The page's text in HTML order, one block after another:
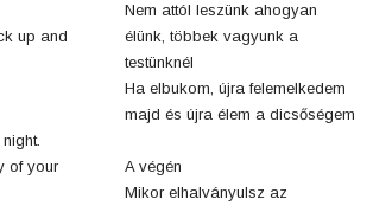
up and
of your
Nem attól leszünk ahogyan
élünk, többek vagyunk a
testünknél
Ha elbukom, újra felemelkedem
majd és újra élem a dicsőségem
A végén
Mikor elhalványulsz az